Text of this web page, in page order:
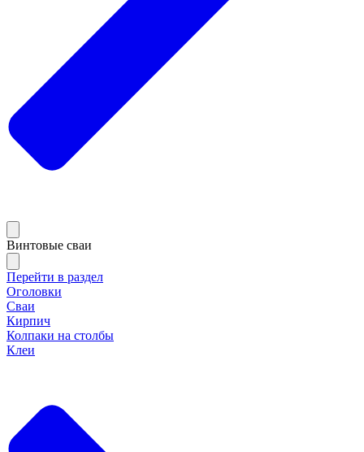
Винтовые сваи
Перейти в раздел
Оголовки
Сваи
Кирпич
Колпаки на столбы
Клеи